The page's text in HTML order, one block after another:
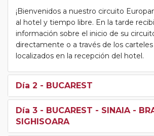
¡Bienvenidos a nuestro circuito
al hotel y tiempo libre. En la tarde
información sobre el inicio de su
directamente o a través de los
localizados en la recepción del hotel.
Día 2 - BUCAREST
Día 3 - BUCAREST - SINAIA -
SIGHISOARA